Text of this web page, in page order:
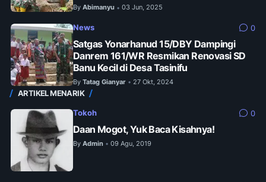
By Abimanyu • 03 Jun, 2025
News 0
Satgas Yonarhanud 15/DBY Dampingi
Danrem 161/WR Resmikan Renovasi SD
Banu Kecil di Desa Tasinifu
By Tatag Gianyar • 27 Okt, 2024
ARTIKEL MENARIK
Tokoh 0
Daan Mogot, Yuk Baca Kisahnya!
By Admin • 09 Agu, 2019